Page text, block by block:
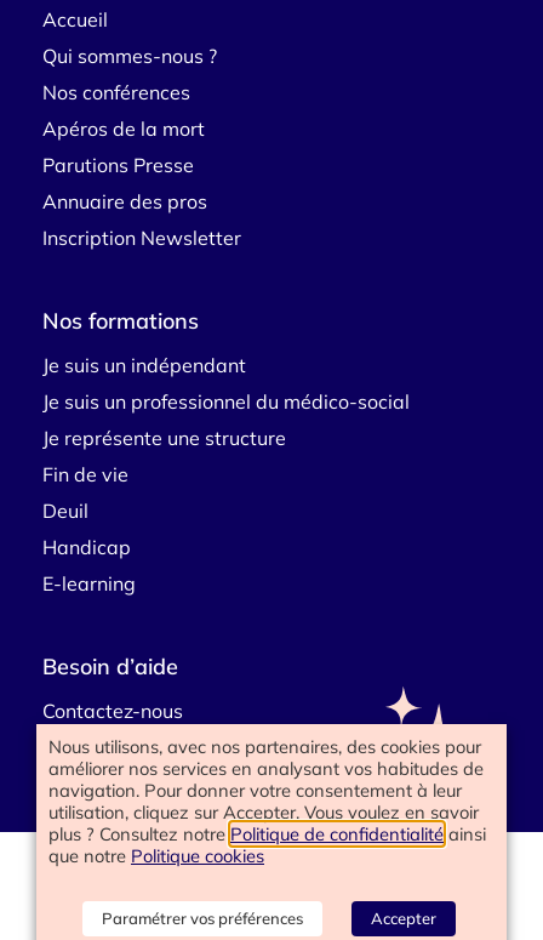
Accueil
Qui sommes-nous ?
Nos conférences
Apéros de la mort
Parutions Presse
Annuaire des pros
Inscription Newsletter
Nos formations
Je suis un indépendant
Je suis un professionnel du médico-social
Je représente une structure
Fin de vie
Deuil
Handicap
E-learning
Besoin d’aide
Contactez-nous
www.happyend.life 2025
Politique de confidentialité
Mentions légales
Nous utilisons, avec nos partenaires, des cookies pour
améliorer nos services en analysant vos habitudes de
navigation. Pour donner votre consentement à leur
utilisation, cliquez sur Accepter. Vous voulez en savoir
plus ? Consultez notre Politique de confidentialité ainsi
que notre Politique cookies
Paramétrer vos préférences Accepter